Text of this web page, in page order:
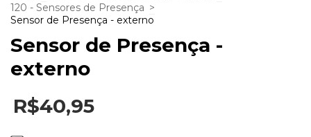
120 - Sensores de Presença >
Sensor de Presença - externo
Sensor de Presença -
externo
R$40,95